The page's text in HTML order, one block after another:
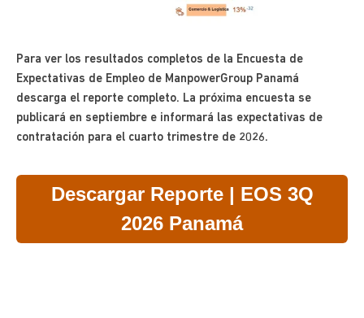
Para ver los resultados completos de la Encuesta de
Expectativas de Empleo de ManpowerGroup Panamá
descarga el reporte completo. La próxima encuesta se
publicará en septiembre e informará las expectativas de
contratación para el cuarto trimestre de 2026.
Descargar Reporte | EOS 3Q
2026 Panamá